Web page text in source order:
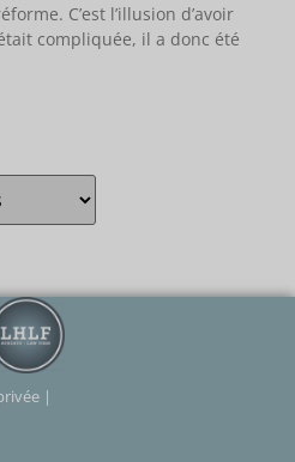
C’est l’illusion d’avoir
compliquée, il a donc été
|